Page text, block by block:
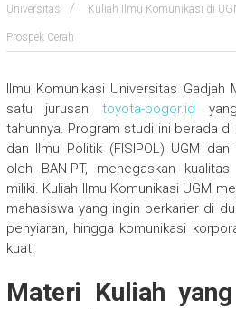
Universitas Kuliah Ilmu Komunikasi di
Prospek Cerah
Ilmu Komunikasi Universitas Gadjah
satu jurusantoyota-bogor.id
tahunnya. Program studi ini berada
dan Ilmu Politik (FISIPOL) UGM
oleh BAN-PT, menegaskan
miliki. Kuliah Ilmu Komunikasi UGM
mahasiswa yang ingin berkarier di
penyiaran, hingga komunikasi
kuat.
Materi Kuliah